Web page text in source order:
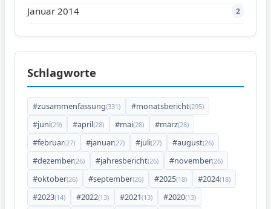
Januar 2014 2
Schlagworte
#zusammenfassung(331) #monatsbericht(295)
#juni(29) #april(28) #mai(28) #märz(28)
#februar(27) #januar(27) #juli(27) #august(26)
#dezember(26) #jahresbericht(26) #november(26)
#oktober(26) #september(26) #2025(18) #2024(18)
#2023(14) #2022(13) #2021(13) #2020(13)